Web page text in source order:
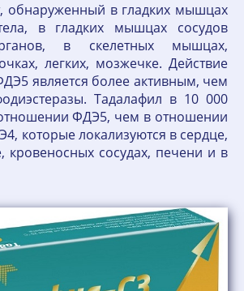
обнаруженный в гладких мышцах
в гладких мышцах сосудов
в скелетных мышцах,
легких, мозжечке. Действие
является более активным, чем
Тадалафил в 10 000
ФДЭ5, чем в отношении
которые локализуются в сердце,
кровеносных сосудах, печени и в